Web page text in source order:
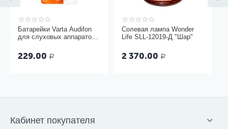
Батарейки Varta Audifon
для слуховых аппаратов
229.00 Р
Солевая лампа Wonder
Life SLL-12019-Д "Шар"
2 370.00 Р
Кабинет покупателя